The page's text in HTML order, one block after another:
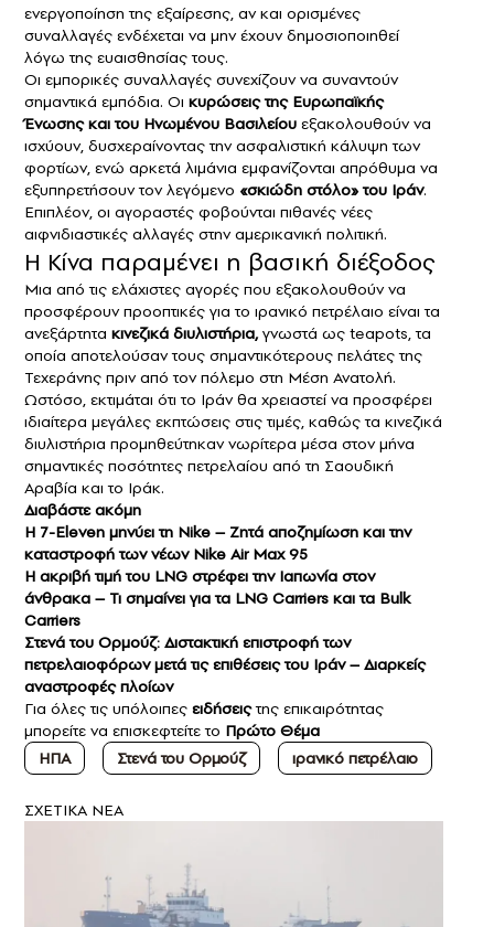
ενεργοποίηση της εξαίρεσης, αν και ορισμένες
συναλλαγές ενδέχεται να μην έχουν δημοσιοποιηθεί
λόγω της ευαισθησίας τους.
Οι εμπορικές συναλλαγές συνεχίζουν να συναντούν
σημαντικά εμπόδια. Οι κυρώσεις της Ευρωπαϊκής
Ένωσης και του Ηνωμένου Βασιλείου εξακολουθούν να
ισχύουν, δυσχεραίνοντας την ασφαλιστική κάλυψη των
φορτίων, ενώ αρκετά λιμάνια εμφανίζονται απρόθυμα να
εξυπηρετήσουν τον λεγόμενο «σκιώδη στόλο» του Ιράν.
Επιπλέον, οι αγοραστές φοβούνται πιθανές νέες
αιφνιδιαστικές αλλαγές στην αμερικανική πολιτική.
Η Κίνα παραμένει η βασική διέξοδος
Μια από τις ελάχιστες αγορές που εξακολουθούν να
προσφέρουν προοπτικές για το ιρανικό πετρέλαιο είναι τα
ανεξάρτητα κινεζικά διυλιστήρια,γνωστά ως teapots, τα
οποία αποτελούσαν τους σημαντικότερους πελάτες της
Τεχεράνης πριν από τον πόλεμο στη Μέση Ανατολή.
Ωστόσο, εκτιμάται ότι το Ιράν θα χρειαστεί να προσφέρει
ιδιαίτερα μεγάλες εκπτώσεις στις τιμές, καθώς τα κινεζικά
διυλιστήρια προμηθεύτηκαν νωρίτερα μέσα στον μήνα
σημαντικές ποσότητες πετρελαίου από τη Σαουδική
Αραβία και το Ιράκ.
Διαβάστε ακόμη
Η 7-Eleven μηνύει τη Nike – Ζητά αποζημίωση και την
καταστροφή των νέων Nike Air Max 95
Η ακριβή τιμή του LNG στρέφει την Ιαπωνία στον
άνθρακα – Τι σημαίνει για τα LNG Carriers και τα Bulk
Carriers
Στενά του Ορμούζ: Διστακτική επιστροφή των
πετρελαιοφόρων μετά τις επιθέσεις του Ιράν – Διαρκείς
αναστροφές πλοίων
Για όλες τις υπόλοιπες ειδήσειςτης επικαιρότητας
μπορείτε να επισκεφτείτε το Πρώτο Θέμα
ΗΠΑ
Στενά του Ορμούζ ιρανικό πετρέλαιο
ΣXETIKA NEA